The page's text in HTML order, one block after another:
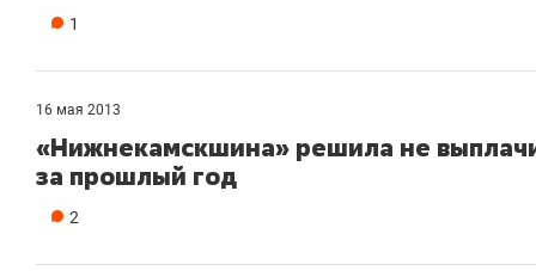
1
16 мая 2013
«Нижнекамскшина» решила не
за прошлый год
2